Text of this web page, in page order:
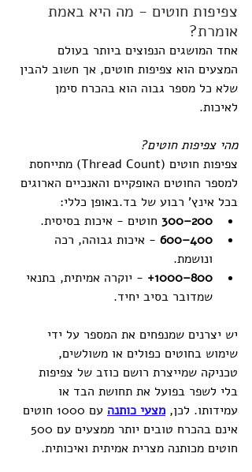
צפיפות חוטים - מה היא באמת
אומרת?
אחד המושגים הנפוצים ביותר בעולם
המצעים הוא צפיפות חוטים, אך חשוב להבין
שלא כל מספר גבוה הוא בהכרח סימן
לאיכות.
מהי צפיפות חוטים?
צפיפות חוטים (Thread Count) מתייחסת
למספר החוטים האופקיים והאנכיים הארוגים
בכל אינץ' רבוע של בד.באופן כללי:
200–300
חוטים - איכות בסיסית.
400–600
- איכות גבוהה, רכה
ונושמת.
800–1000+
- יוקרה אמיתית, בתנאי
שמדובר בסיב יחיד.
יש יצרנים שמנפחים את המספר על ידי
שימוש בחוטים כפולים או משולשים,
טכניקה שמייצרת רושם כוזב של צפיפות
בלי לשפר בפועל את תחושת הבד או
עמידותו. לכן, מצעי כותנה
עם 1000 חוטים
חוטים מכותנה מצרית אמיתית ואיכותית.